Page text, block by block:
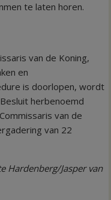
te laten horen.
van de Koning,
en
is doorlopen, wordt
herbenoemd
van de
van 22
Hardenberg/Jasper van